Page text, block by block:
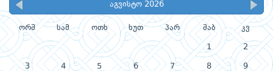
აგვისტო 2026
ორშ სამ ოთხ ხუთ პარ შაბ კვ
1 2
3 4 5 6 7 8 9